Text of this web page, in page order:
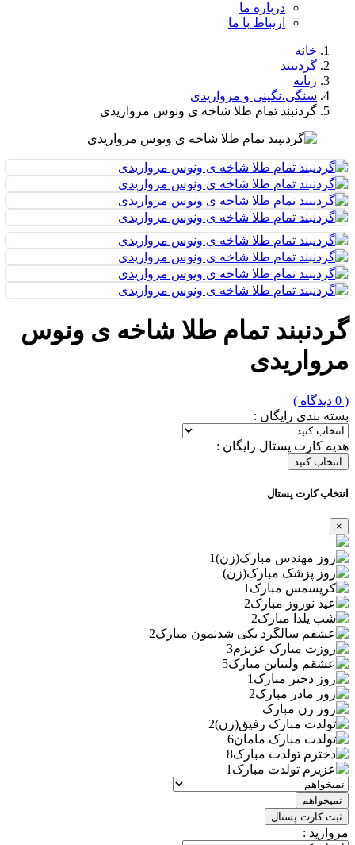
درباره ما
ارتباط با ما
خانه
گردنبند
زنانه
سنگی،نگینی و مرواریدی
گردنبند تمام طلا شاخه ی ونوس مرواریدی
گردنبند تمام طلا شاخه ی ونوس
مرواریدی
( 0 دیدگاه )
بسته بندی رایگان :
هدیه کارت پستال رایگان :
انتخاب کنید
انتخاب کارت پستال
×
نمیخواهم
ثبت کارت پستال
مروارید :